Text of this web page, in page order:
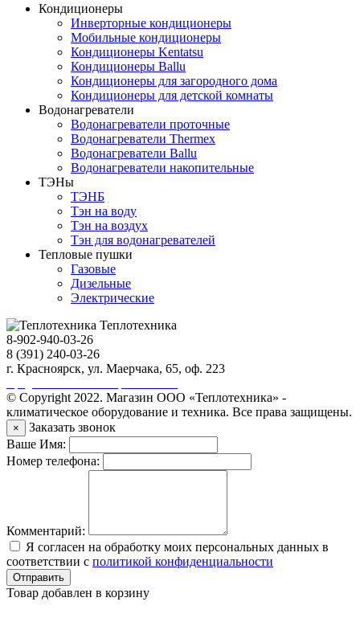
Кондиционеры
Инверторные кондиционеры
Мобильные кондиционеры
Кондиционеры Kentatsu
Кондиционеры Ballu
Кондиционеры для загородного дома
Кондиционеры для детской комнаты
Водонагреватели
Водонагреватели проточные
Водонагреватели Thermex
Водонагреватели Ballu
Водонагреватели накопительные
ТЭНы
ТЭНБ
Тэн на воду
Тэн на воздух
Тэн для водонагревателей
Тепловые пушки
Газовые
Дизельные
Электрические
Теплотехника
8-902-940-03-26
8 (391) 240-03-26
г. Красноярск, ул. Маерчака, 65, оф. 223
© Copyright 2022. Магазин ООО «Теплотехника» -
климатическое оборудование и техника. Все права защищены.
×
Заказать звонок
Ваше Имя:
Номер телефона:
Комментарий:
Я согласен на обработку моих персональных данных в
соответствии с политикой конфиденциальности
Отправить
Товар добавлен в корзину